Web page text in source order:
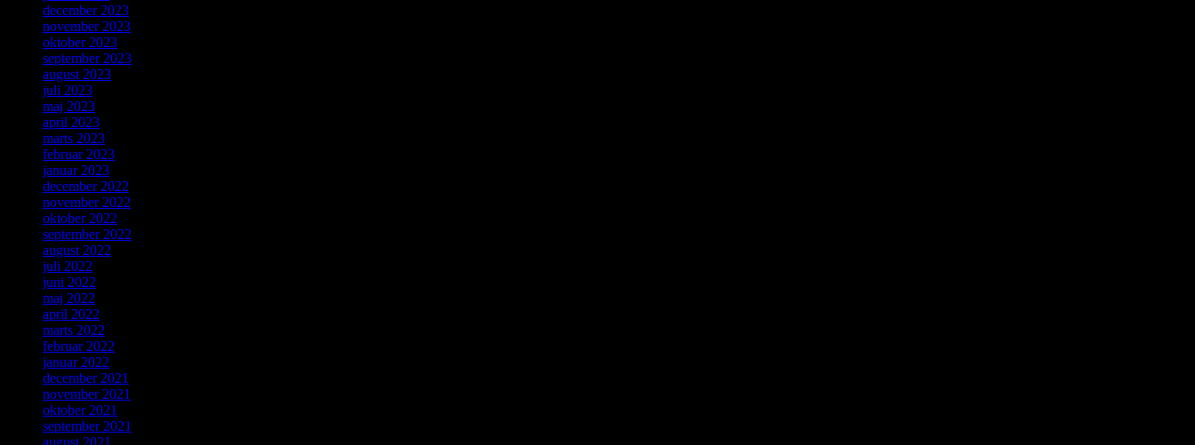
december 2023
november 2023
oktober 2023
september 2023
august 2023
juli 2023
maj 2023
april 2023
marts 2023
februar 2023
januar 2023
december 2022
november 2022
oktober 2022
september 2022
august 2022
juli 2022
juni 2022
maj 2022
april 2022
marts 2022
februar 2022
januar 2022
december 2021
november 2021
oktober 2021
september 2021
august 2021